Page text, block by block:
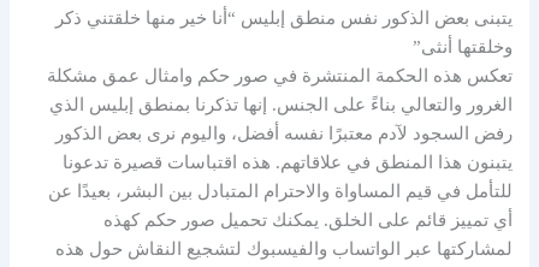
يتبنى بعض الذكور نفس منطق إبليس “أنا خير منها خلقتني ذكر
وخلقتها أنثى”
تعكس هذه الحكمة المنتشرة في صور حكم وامثال عمق مشكلة
الغرور والتعالي بناءً على الجنس. إنها تذكرنا بمنطق إبليس الذي
رفض السجود لآدم معتبرًا نفسه أفضل، واليوم نرى بعض الذكور
يتبنون هذا المنطق في علاقاتهم. هذه اقتباسات قصيرة تدعونا
للتأمل في قيم المساواة والاحترام المتبادل بين البشر، بعيدًا عن
أي تمييز قائم على الخلق. يمكنك تحميل صور حكم كهذه
لمشاركتها عبر الواتساب والفيسبوك لتشجيع النقاش حول هذه